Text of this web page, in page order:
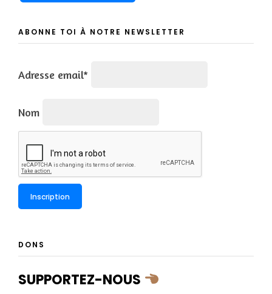
ABONNE TOI À NOTRE NEWSLETTER
Adresse email*
Nom
DONS
SUPPORTEZ-NOUS